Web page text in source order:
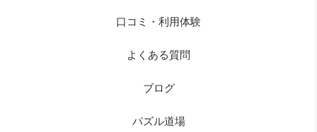
口コミ・利用体験
よくある質問
ブログ
パズル道場